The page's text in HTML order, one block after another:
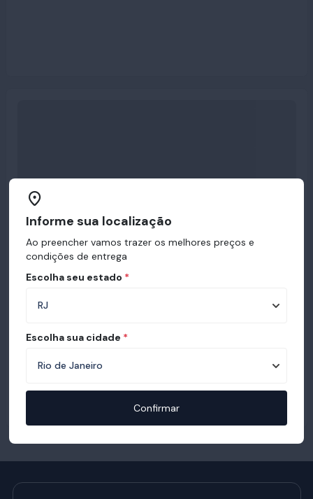
Informe sua localização
Ao preencher vamos trazer os melhores preços e
condições de entrega
Escolha seu estado *
Escolha sua cidade *
Confirmar